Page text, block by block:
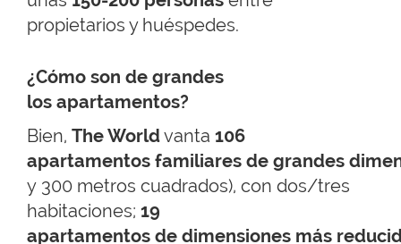
propietarios y huéspedes.
¿Cómo son de grandes
los apartamentos?
Bien, The Worldvanta 106
apartamentos familiares de grandes
y 300 metros cuadrados), con dos/tres
habitaciones; 19
apartamentos de dimensiones más